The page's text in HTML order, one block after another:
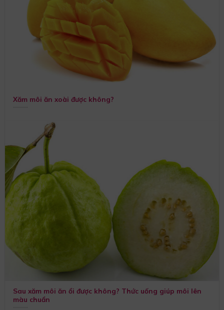
Xăm môi ăn xoài được không?
Sau xăm môi ăn ổi được không? Thức uống giúp môi lên
màu chuẩn